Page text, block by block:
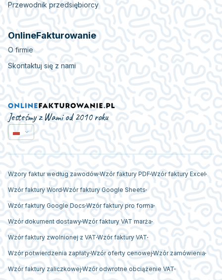
Przewodnik przedsiębiorcy
OnlineFakturowanie
O firmie
Skontaktuj się z nami
Jesteśmy z Wami od 2010 roku
Wzory faktur według zawodówWzór faktury PDF Wzór faktury Excel
Wzór faktury Word Wzór faktury Google Sheets
Wzór faktury Google Docs Wzór faktury pro forma
Wzór dokument dostawyWzór faktury VAT marża
Wzór faktury zwolnionej z VAT Wzór faktury VAT
Wzór potwierdzenia zapłatyWzór oferty cenowej Wzór zamówienia
Wzór faktury zaliczkowej Wzór odwrotne obciążenie VAT